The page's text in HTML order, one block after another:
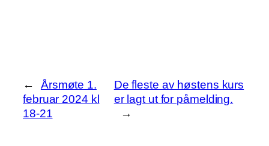
←
Årsmøte 1.
februar 2024 kl
18-21
De fleste av høstens kurs
er lagt ut for påmelding.
→